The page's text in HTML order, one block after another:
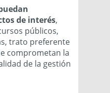
de interés,
públicos,
trato preferente
comprometan la
de la gestión